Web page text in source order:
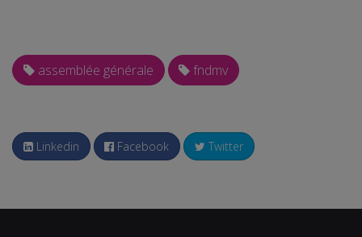
assemblée générale fndmv
Linkedin Facebook Twitter